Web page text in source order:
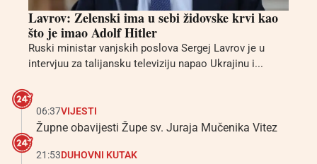
Lavrov: Zelenski ima u sebi židovske krvi kao
što je imao Adolf Hitler
Ruski ministar vanjskih poslova Sergej Lavrov je u
intervjuu za talijansku televiziju napao Ukrajinu i...
06:37VIJESTI
Župne obavijesti Župe sv. Juraja Mučenika Vitez
21:53DUHOVNI KUTAK